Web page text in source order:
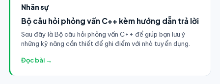
Nhân sự
Bộ câu hỏi phỏng vấn C++ kèm hướng dẫn trả lời
Sau đây là Bộ câu hỏi phỏng vấn C++ để giúp bạn lưu ý
những kỹ năng cần thiết để ghi điểm với nhà tuyển dụng.
Đọc bài →